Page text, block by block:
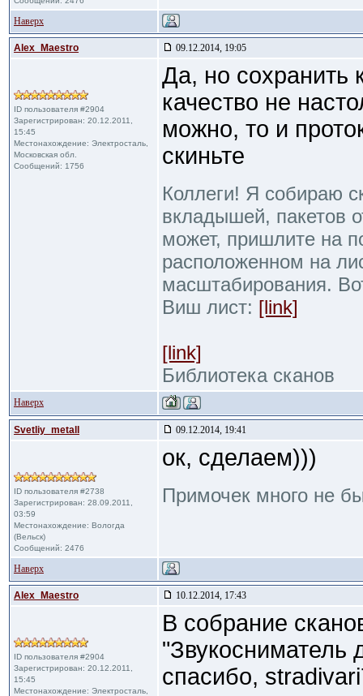
Наверх
Alex_Maestro 09.12.2014, 19:05
ID пользователя #2904
Зарегистрирован: 20.12.2011,
15:45
Местонахождение: Электросталь,
Московская обл.
Сообщений: 1756
Да, но сохранить
качество не
можно, то и
скиньте
Коллеги! Я собираю
вкладышей, пакетов
может, пришлите на
расположенном на
масштабирования.
Виш лист: [link]
[link]
Библиотека сканов
Наверх
Svetliy_metall 09.12.2014, 19:41
ID пользователя #2738
Зарегистрирован: 28.09.2011,
03:59
Местонахождение: Вологда
(Вельск)
Сообщений: 2476
ок, сделаем)))
Примочек много не
Наверх
Alex_Maestro 10.12.2014, 17:43
ID пользователя #2904
Зарегистрирован: 20.12.2011,
15:45
Местонахождение: Электросталь,
В собрание
"Звукосниматель
спасибо,